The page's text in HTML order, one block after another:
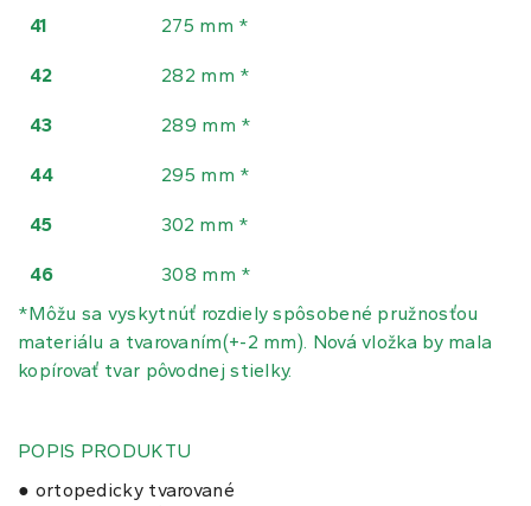
41 275 mm *
42 282 mm *
43 289 mm *
44 295 mm *
45 302 mm *
46
308 mm *
*Môžu sa vyskytnúť rozdiely spôsobené pružnosťou
materiálu a tvarovaním(+-2 mm). Nová vložka by mala
kopírovať tvar pôvodnej stielky.
POPIS PRODUKTU
● ortopedicky tvarované